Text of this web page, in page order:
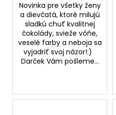
Novinka pre všetky ženy
a dievčatá, ktoré milujú
sladkú chuť kvalitnej
čokolády, svieže vôňe,
veselé farby a neboja sa
vyjadriť svoj názor!:)
Darček Vám pošleme...